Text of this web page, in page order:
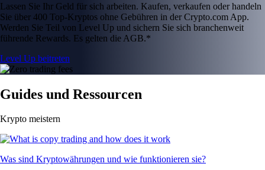
Lassen Sie Ihr Geld für sich arbeiten. Kaufen, verkaufen oder handeln
Sie über 400 Top-Kryptos ohne Gebühren in der Crypto.com App.
Werden Sie Teil von Level Up und sichern Sie sich branchenweit
führende Rewards. Es gelten die AGB.*
Level Up beitreten
Guides und Ressourcen
Krypto meistern
Was sind Kryptowährungen und wie funktionieren sie?